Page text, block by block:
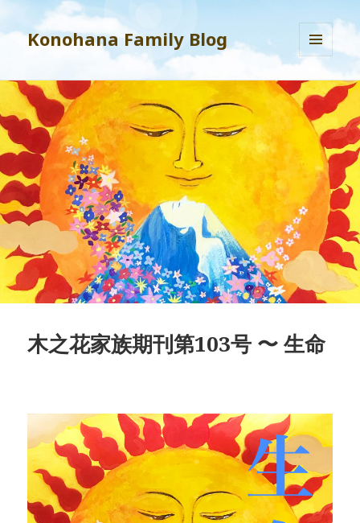
Konohana Family Blog
MENU
AND
WIDGETS
木之花家族期刊第103号 〜 生命